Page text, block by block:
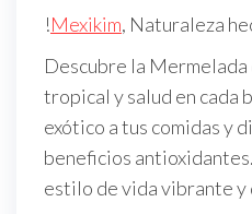
e
a
r
a
c
u
!Mexikim, Naturaleza
Descubre la
tropical y salud en cada
exótico a tus comidas y
beneficios
estilo de vida vibrante y